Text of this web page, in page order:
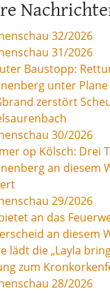
32/2026
31/2026
Baustopp:
unter
zerstört
30/2026
op Kölsch: Drei
an diesem
29/2026
an das
an diesem
lädt die „Layla
zum
28/2026